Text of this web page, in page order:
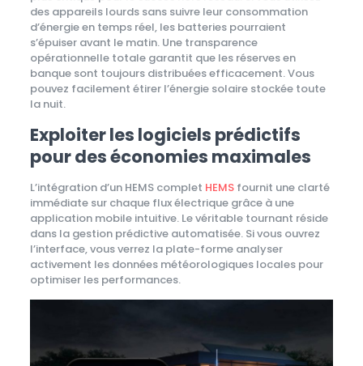
des appareils lourds sans suivre leur consommation
d’énergie en temps réel, les batteries pourraient
s’épuiser avant le matin. Une transparence
opérationnelle totale garantit que les réserves en
banque sont toujours distribuées efficacement. Vous
pouvez facilement étirer l’énergie solaire stockée toute
la nuit.
Exploiter les logiciels prédictifs
pour des économies maximales
L’intégration d’un HEMS complet HEMSfournit une clarté
immédiate sur chaque flux électrique grâce à une
application mobile intuitive. Le véritable tournant réside
dans la gestion prédictive automatisée. Si vous ouvrez
l’interface, vous verrez la plate-forme analyser
activement les données météorologiques locales pour
optimiser les performances.